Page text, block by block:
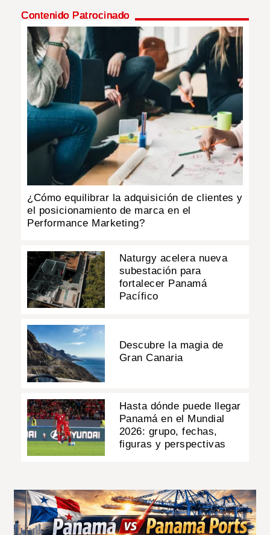
Contenido Patrocinado
¿Cómo equilibrar la adquisición de clientes y
el posicionamiento de marca en el
Performance Marketing?
Naturgy acelera nueva
subestación para
fortalecer Panamá
Pacífico
Descubre la magia de
Gran Canaria
Hasta dónde puede llegar
Panamá en el Mundial
2026: grupo, fechas,
figuras y perspectivas